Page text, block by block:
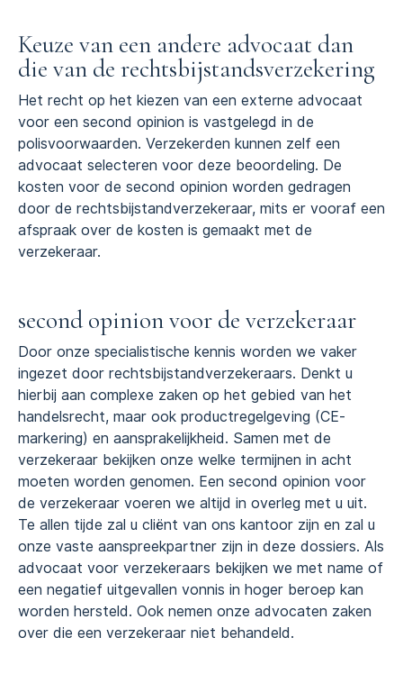
Keuze van een andere advocaat dan
die van de rechtsbijstandsverzekering
Het recht op het kiezen van een externe advocaat
voor een second opinion is vastgelegd in de
polisvoorwaarden. Verzekerden kunnen zelf een
advocaat selecteren voor deze beoordeling. De
kosten voor de second opinion worden gedragen
door de rechtsbijstandverzekeraar, mits er vooraf een
afspraak over de kosten is gemaakt met de
verzekeraar.
second opinion voor de verzekeraar
Door onze specialistische kennis worden we vaker
ingezet door rechtsbijstandverzekeraars. Denkt u
hierbij aan complexe zaken op het gebied van het
handelsrecht, maar ook productregelgeving (CE-
markering) en aansprakelijkheid. Samen met de
verzekeraar bekijken onze welke termijnen in acht
moeten worden genomen. Een second opinion voor
de verzekeraar voeren we altijd in overleg met u uit.
Te allen tijde zal u cliënt van ons kantoor zijn en zal u
onze vaste aanspreekpartner zijn in deze dossiers. Als
advocaat voor verzekeraars bekijken we met name of
een negatief uitgevallen vonnis in hoger beroep kan
worden hersteld. Ook nemen onze advocaten zaken
over die een verzekeraar niet behandeld.